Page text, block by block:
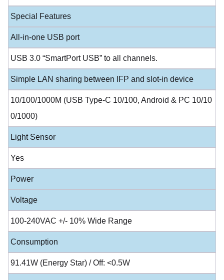
Special Features
All-in-one USB port
USB 3.0 “SmartPort USB” to all channels.
Simple LAN sharing between IFP and slot-in device
10/100/1000M (USB Type-C 10/100, Android & PC 10/10
0/1000)
Light Sensor
Yes
Power
Voltage
100-240VAC +/- 10% Wide Range
Consumption
91.41W (Energy Star) / Off: <0.5W